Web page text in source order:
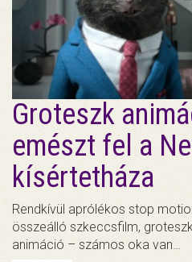
Groteszk
emészt fel a
kísértetháza
Rendkívül aprólékos stop
összeálló szkeccsfilm,
animáció – számos oka van…